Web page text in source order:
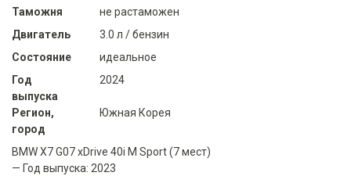
Таможня
не растаможен
Двигатель
3.0 л / бензин
Состояние
идеальное
Год
выпуска
2024
Регион,
город
Южная Корея
BMW X7 G07 xDrive 40i M Sport (7 мест)
— Год выпуска: 2023